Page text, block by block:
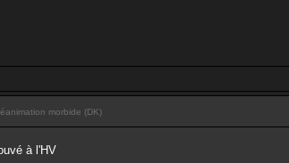
morbide (DK)
à l'HV